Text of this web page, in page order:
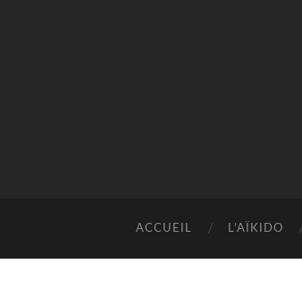
ACCUEIL L’AÏKIDO